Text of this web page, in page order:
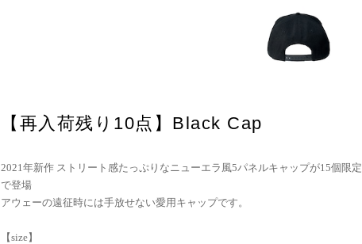
【再入荷残り10点】Black Cap
2021年新作 ストリート感たっぷりなニューエラ風5パネルキャップが15個限定
で登場
アウェーの遠征時には手放せない愛用キャップです。
【size】